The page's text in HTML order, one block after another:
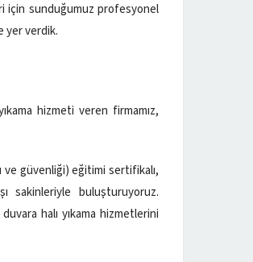
için sunduğumuz profesyonel
yer verdik.
hizmeti veren firmamız,
ve güvenliği) eğitimi sertifikalı,
sakinleriyle buluşturuyoruz.
halı yıkama hizmetlerini